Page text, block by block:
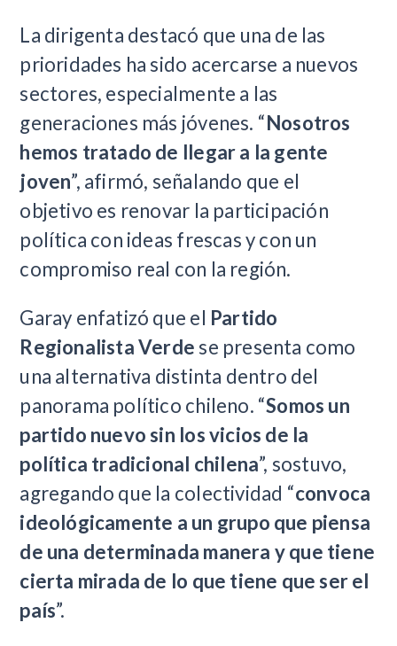
La dirigenta destacó que una de las
prioridades ha sido acercarse a nuevos
sectores, especialmente a las
generaciones más jóvenes. “Nosotros
hemos tratado de llegar a la gente
joven”, afirmó, señalando que el
objetivo es renovar la participación
política con ideas frescas y con un
compromiso real con la región.
Garay enfatizó que el Partido
Regionalista Verde se presenta como
una alternativa distinta dentro del
panorama político chileno. “Somos un
partido nuevo sin los vicios de la
política tradicional chilena”, sostuvo,
agregando que la colectividad “convoca
ideológicamente a un grupo que piensa
de una determinada manera y que tiene
cierta mirada de lo que tiene que ser el
país”.